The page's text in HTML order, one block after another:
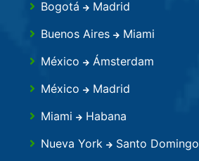
Bogotá
Madrid
Buenos Aires
Miami
México
Ámsterdam
México
Madrid
Miami
Habana
Nueva York
Santo Domingo